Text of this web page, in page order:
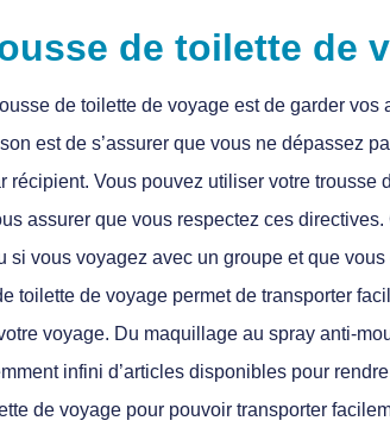
de toilette de
de toilette de voyage est de garder
est de s’assurer que vous ne dépassez
récipient. Vous pouvez utiliser votre trousse
assurer que vous respectez ces
si vous voyagez avec un groupe et que
toilette de voyage permet de transporter
voyage. Du maquillage au spray anti-
infini d’articles disponibles pour
de voyage pour pouvoir transporter